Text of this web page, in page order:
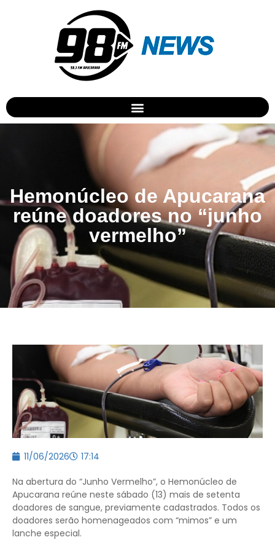
Hemonúcleo de Apucarana
reúne doadores no “junho
vermelho”
11/06/2026 17:14
Na abertura do “Junho Vermelho”, o Hemonúcleo de
Apucarana reúne neste sábado (13) mais de setenta
doadores de sangue, previamente cadastrados. Todos os
doadores serão homenageados com “mimos” e um
lanche especial.